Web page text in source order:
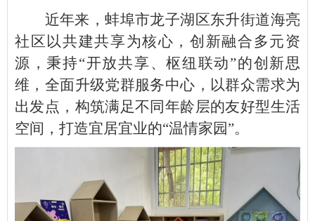
近年来，蚌埠市龙子湖区东升街道海亮
社区以共建共享为核心，创新融合多元资
源，秉持“开放共享、枢纽联动”的创新思
维，全面升级党群服务中心，以群众需求为
出发点，构筑满足不同年龄层的友好型生活
空间，打造宜居宜业的“温情家园”。